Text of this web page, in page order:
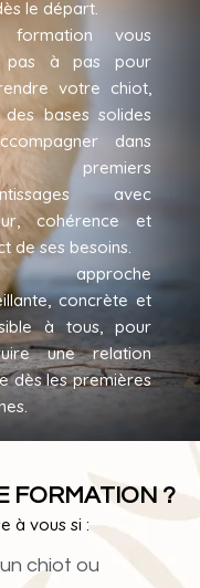
le départ.
formation vous
pas à pas pour
votre chiot,
des bases solides
dans
premiers
avec
cohérence et
de ses besoins.
approche
concrète et
à tous, pour
une relation
dès les premières
FORMATION ?
à vous si :
chiot ou